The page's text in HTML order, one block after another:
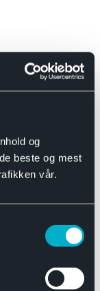
og
beste og mest
vår.